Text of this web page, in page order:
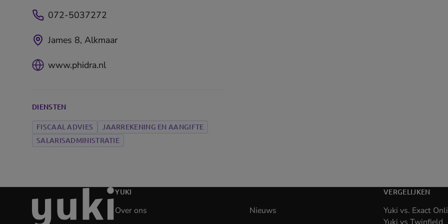
072-5037272
James 8, Alkmaar
www.phidra.nl
DIENSTEN
FISCAAL ADVIES
JAARREKENING EN AANGIFTE
SALARISADMINISTRATIE
de
YUKI
Over ons Nieuws
VERGELIJKEN
Yuki vs. Exact